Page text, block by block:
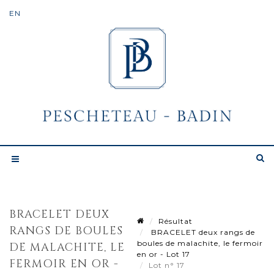
BRACELET DEUX
RANGS DE BOULES
DE MALACHITE, LE
FERMOIR EN OR -
Résultat
BRACELET deux rangs de
boules de malachite, le fermoir
en or - Lot 17
Lot n° 17